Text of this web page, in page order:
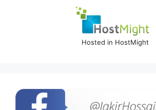
Hosted in HostMight